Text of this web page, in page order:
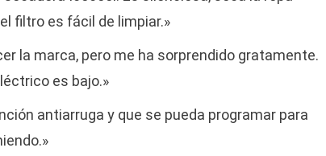
filtro es fácil de limpiar.»
la marca, pero me ha sorprendido gratamente.
es bajo.»
antiarruga y que se pueda programar para